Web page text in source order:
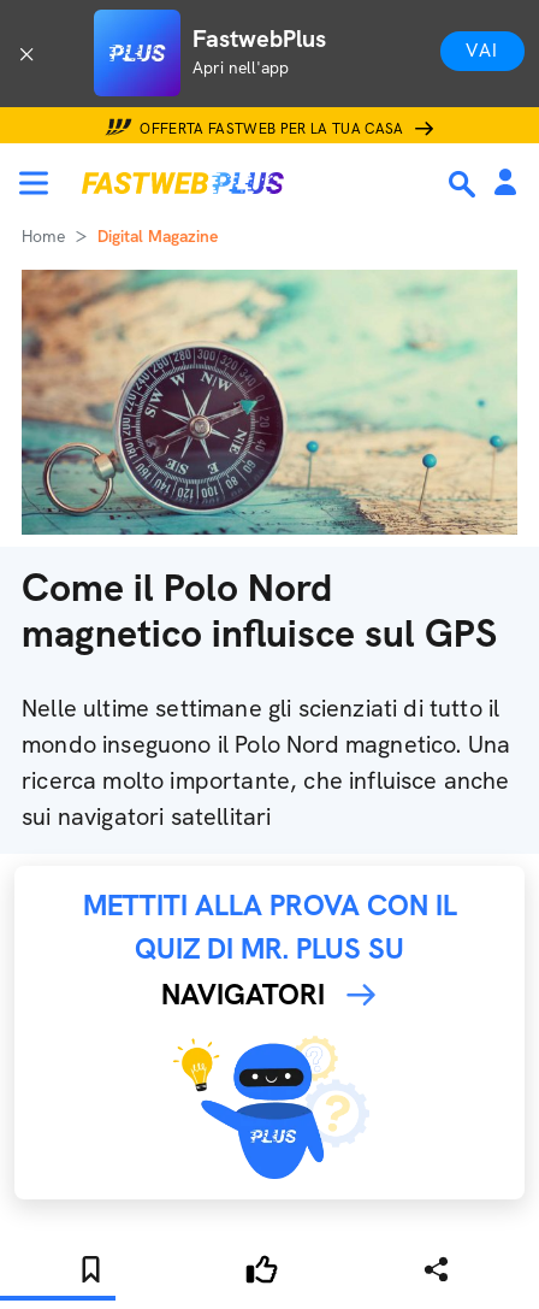
FastwebPlus
Apri nell'app
VAI
OFFERTA FASTWEB PER LA TUA CASA
Home Digital Magazine
Come il Polo Nord
magnetico influisce sul GPS
Nelle ultime settimane gli scienziati di tutto il
mondo inseguono il Polo Nord magnetico. Una
ricerca molto importante, che influisce anche
sui navigatori satellitari
METTITI ALLA PROVA CON IL
QUIZ DI MR. PLUS SU
NAVIGATORI